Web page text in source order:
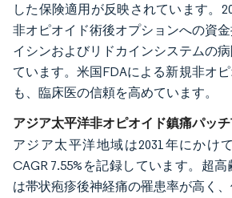
した保険適用が反映されています。
非オピオイド術後オプションへの資
イシンおよびリドカインシステムの
ています。米国FDAによる新規非オ
も、臨床医の信頼を高めています。
アジア太平洋非オピオイド鎮痛パッ
アジア太平洋地域は2031年にかけ
CAGR 7.55%を記録しています。超
は帯状疱疹後神経痛の罹患率が高く